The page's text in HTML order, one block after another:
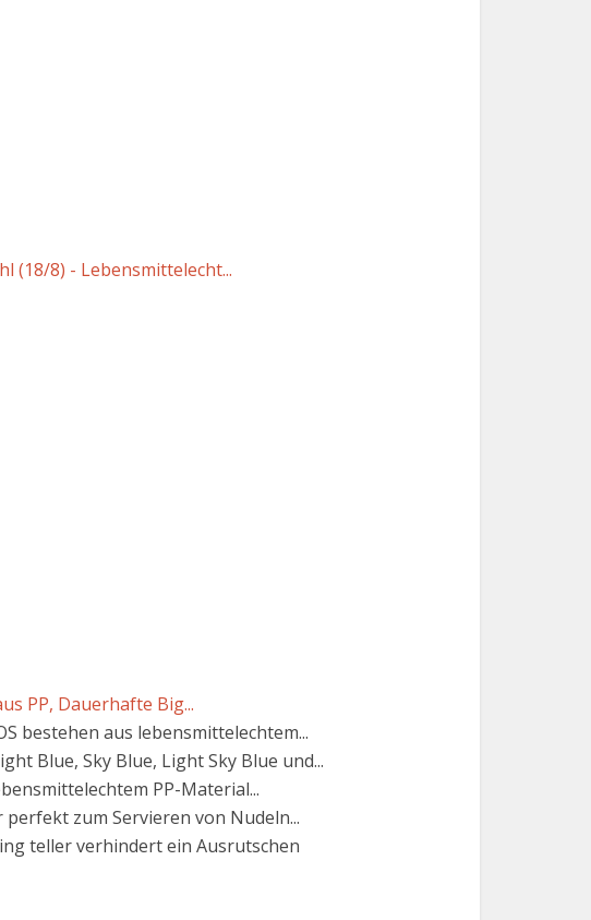
(18/8) - Lebensmittelecht...
PP, Dauerhafte Big...
bestehen aus lebensmittelechtem...
Blue, Sky Blue, Light Sky Blue und...
PP-Material...
zum Servieren von Nudeln...
teller verhindert ein Ausrutschen